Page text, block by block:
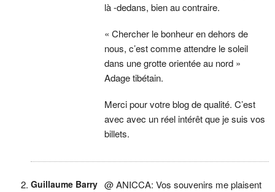
là -dedans, bien au contraire.
« Chercher le bonheur en dehors de
nous, c’est comme attendre le soleil
dans une grotte orientée au nord »
Adage tibétain.
Merci pour votre blog de qualité. C’est
avec avec un réel intérêt que je suis vos
billets.
Guillaume Barry @ ANICCA: Vos souvenirs me plaisent